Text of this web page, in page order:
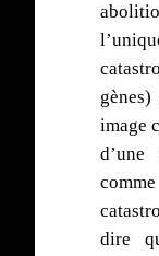
image
dire